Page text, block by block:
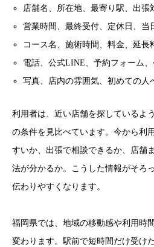
店舗名、所在地、最寄り駅、出張
営業時間、最終受付、定休日、当
コース名、施術時間、料金、延長
電話、公式LINE、予約フォーム
写真、店内の雰囲気、初めての人
利用者は、近い店舗を探しているよ
の条件を見比べています。今から利
すいか、出張で相談できるか、店舗
法が分かるか。こうした情報がそろ
伝わりやすくなります。
福岡県では、地域の移動感や利用時
変わります。駅前で短時間だけ受け